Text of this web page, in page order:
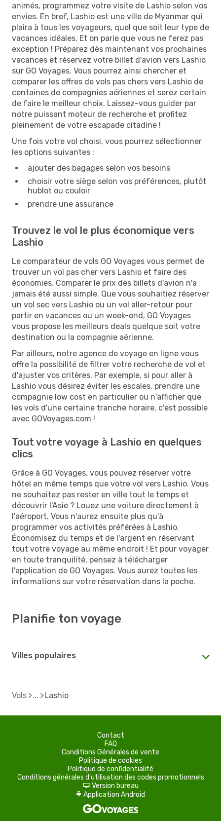
animés, programmez votre visite de Lashio selon vos
envies. En bref, Lashio est une ville de Myanmar qui
plaira à tous les voyageurs, quel que soit leur type de
vacances idéales. Et on parie que vous ne ferez pas
exception ! Préparez dès maintenant vos prochaines
vacances et réservez votre billet d'avion vers Lashio
sur GO Voyages. Vous pourrez ainsi chercher et
comparer les offres de vols pas chers vers Lashio de
centaines de compagnies aériennes et serez certain
de faire le meilleur choix. Laissez-vous guider par
notre puissant moteur de recherche et profitez
pleinement de votre escapade citadine !
Une fois votre vol choisi, vous pourrez sélectionner
les options suivantes :
ajouter des bagages selon vos besoins
choisir votre siège selon vos préférences, plutôt
hublot ou couloir
prendre une assurance
Trouvez le vol le plus économique vers
Lashio
Le comparateur de vols GO Voyages vous permet de
trouver un vol pas cher vers Lashio et faire des
économies. Comparer le prix des billets d'avion n'a
jamais été aussi simple. Que vous souhaitiez réserver
un vol sec vers Lashio ou un vol aller-retour pour
partir en vacances ou un week-end, GO Voyages
vous propose les meilleurs deals quelque soit votre
destination ou la compagnie aérienne.
Par ailleurs, notre agence de voyage en ligne vous
offre la possibilité de filtrer votre recherche de vol et
d'ajuster vos critères. Par exemple, si pour aller à
Lashio vous désirez éviter les escales, prendre une
compagnie low cost en particulier ou n'afficher que
les vols d'une certaine tranche horaire, c'est possible
avec GOVoyages.com !
Tout votre voyage à Lashio en quelques
clics
Grâce à GO Voyages, vous pouvez réserver votre
hôtel en même temps que votre vol vers Lashio. Vous
ne souhaitez pas rester en ville tout le temps et
découvrir l'Asie ? Louez une voiture directement à
l'aéroport. Vous n'aurez ensuite plus qu'à
programmer vos activités préférées à Lashio.
Économisez du temps et de l'argent en réservant
tout votre voyage au même endroit ! Et pour voyager
en toute tranquilité, pensez à télécharger
l'application de GO Voyages. Vous aurez toutes les
informations sur votre réservation dans la poche.
Planifie ton voyage
Villes populaires
Vols Lashio
Contact
FAQ
Conditions Générales de vente
Politique de cookies
Politique de confidentialité
Conditions générales d'utilisation des codes promotionnels
d Version bureau
A Application Android